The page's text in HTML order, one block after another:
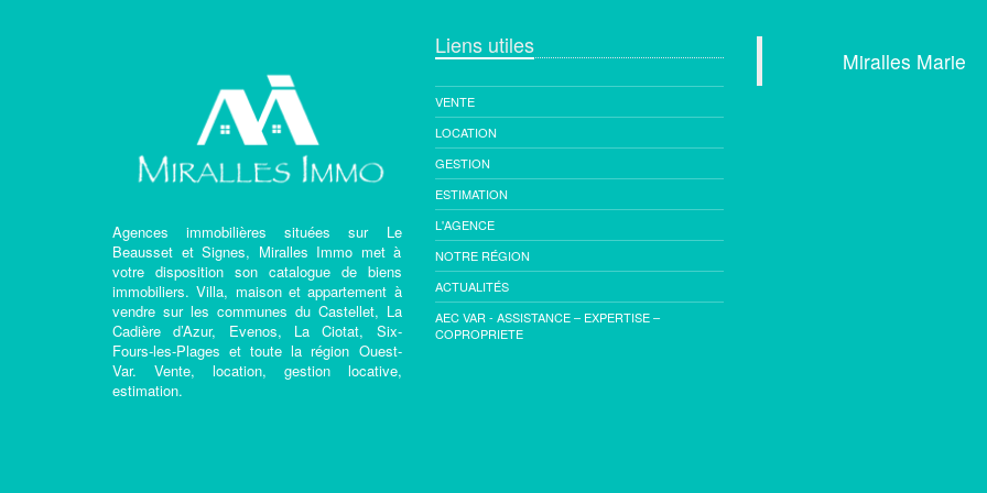
Agences immobilières situées sur Le
Beausset et Signes, Miralles Immo met à
votre disposition son catalogue de biens
immobiliers. Villa, maison et appartement à
vendre sur les communes du Castellet, La
Cadière d’Azur, Evenos, La Ciotat, Six-
Fours-les-Plages et toute la région Ouest-
Var. Vente, location, gestion locative,
estimation.
Liens utiles
VENTE
LOCATION
GESTION
ESTIMATION
L'AGENCE
NOTRE RÉGION
ACTUALITÉS
AEC VAR - ASSISTANCE – EXPERTISE –
COPROPRIETE
Miralles Marie